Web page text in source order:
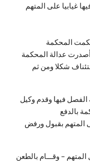
غيابيا على المتهم
المحكمة
عدالة المحكمة
شكلا ومن ثم
الفصل فيها وقدم وكيل
بالدفع
بقبول ورفض
– وقـــام بالطعن